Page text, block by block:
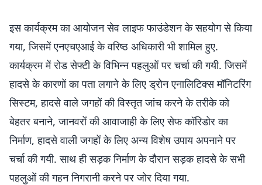
इस कार्यक्रम का आयोजन सेव लाइफ फाउंडेशन के सहयोग से किया
गया, जिसमें एनएचएआई के वरिष्ठ अधिकारी भी शामिल हुए.
कार्यक्रम में रोड सेफ्टी के विभिन्न पहलुओं पर चर्चा की गयी. जिसमें
हादसे के कारणों का पता लगाने के लिए ड्रोन एनालिटिक्स मॉनिटरिंग
सिस्टम, हादसे वाले जगहों की विस्तृत जांच करने के तरीके को
बेहतर बनाने, जानवरों की आवाजाही के लिए सेफ कॉरिडोर का
निर्माण, हादसे वाली जगहों के लिए अन्य विशेष उपाय अपनाने पर
चर्चा की गयी. साथ ही सड़क निर्माण के दौरान सड़क हादसे के सभी
पहलुओं की गहन निगरानी करने पर जोर दिया गया.